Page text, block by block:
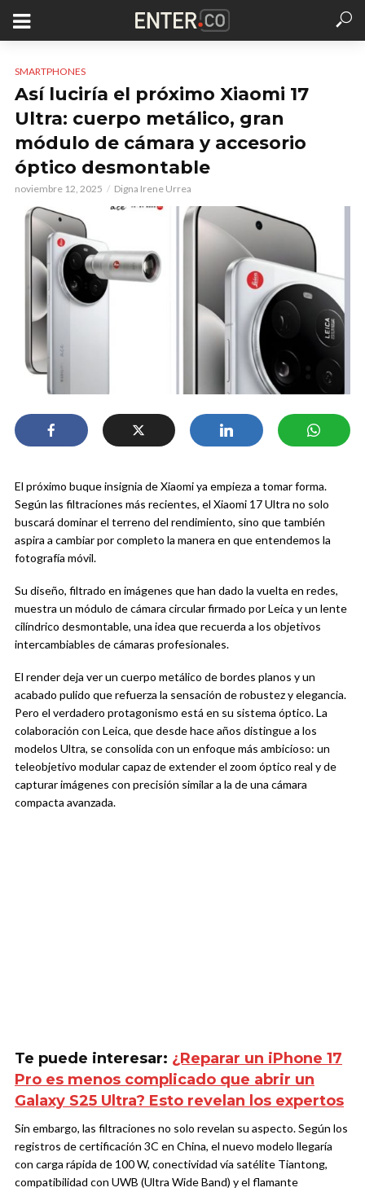
SMARTPHONES
Así luciría el próximo Xiaomi 17
Ultra: cuerpo metálico, gran
módulo de cámara y accesorio
óptico desmontable
noviembre 12, 2025 Digna Irene Urrea
El próximo buque insignia de Xiaomi ya empieza a tomar forma.
Según las filtraciones más recientes, el Xiaomi 17 Ultra no solo
buscará dominar el terreno del rendimiento, sino que también
aspira a cambiar por completo la manera en que entendemos la
fotografía móvil.
Su diseño, filtrado en imágenes que han dado la vuelta en redes,
muestra un módulo de cámara circular firmado por Leica y un lente
cilíndrico desmontable, una idea que recuerda a los objetivos
intercambiables de cámaras profesionales.
El render deja ver un cuerpo metálico de bordes planos y un
acabado pulido que refuerza la sensación de robustez y elegancia.
Pero el verdadero protagonismo está en su sistema óptico. La
colaboración con Leica, que desde hace años distingue a los
modelos Ultra, se consolida con un enfoque más ambicioso: un
teleobjetivo modular capaz de extender el zoom óptico real y de
capturar imágenes con precisión similar a la de una cámara
compacta avanzada.
Te puede interesar: ¿Reparar un iPhone 17
Pro es menos complicado que abrir un
Galaxy S25 Ultra? Esto revelan los expertos
Sin embargo, las filtraciones no solo revelan su aspecto. Según los
registros de certificación 3C en China, el nuevo modelo llegaría
con carga rápida de 100 W, conectividad vía satélite Tiantong,
compatibilidad con UWB (Ultra Wide Band) y el flamante